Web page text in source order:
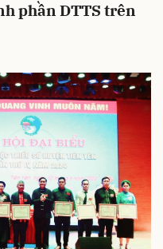
phần DTTS trên